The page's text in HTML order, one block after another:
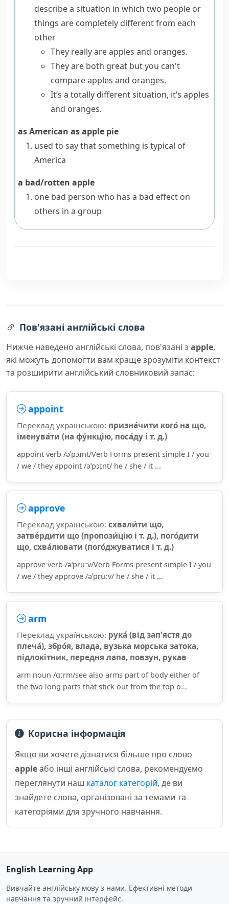
describe a situation in which two people or
things are completely different from each
other
They really are apples and oranges.
They are both great butyou can't
compare apples and oranges.
It’s a totally different situation, it’s apples
and oranges.
as American as apple pie
used to say that something is typical of
America
a bad/rotten apple
one bad person who has a bad effect on
others in a group
Пов'язані англійські слова
Нижче наведено англійські слова, пов'язані з apple,
які можуть допомогти вам краще зрозуміти контекст
та розширити англійський словниковий запас:
appoint
Переклад українською: призна́чити кого́ на що,
іменува́ти (на фу́нкцію, поса́ду і т. д.)
appoint verb /əˈpɔɪnt/Verb Forms present simple I / you
/ we / they appoint /əˈpɔɪnt/ he / she / it ...
approve
Переклад українською: схвали́ти що,
затве́рдити що (пропози́цію і т. д.), пого́дити
що, схва́лювати (пого́джуватися і т. д.)
approve verb /əˈpruːv/Verb Forms present simple I / you
/ we / they approve /əˈpruːv/ he / she / it ...
arm
Переклад українською: рука́ (від зап'ястя до
плеча́), збро́я, влада, вузька морська затока,
підлокітник, передня лапа, повзун, рукав
arm noun /ɑːrm/see also arms part of body either of
the two long parts that stick out from the top o...
Корисна інформація
Якщо ви хочете дізнатися більше про слово
appleабо інші англійські слова, рекомендуємо
переглянути наш каталог категорій, де ви
знайдете слова, організовані за темами та
категоріями для зручного навчання.
English Learning App
Вивчайте англійську мову з нами. Ефективні методи
навчання та зручний інтерфейс.